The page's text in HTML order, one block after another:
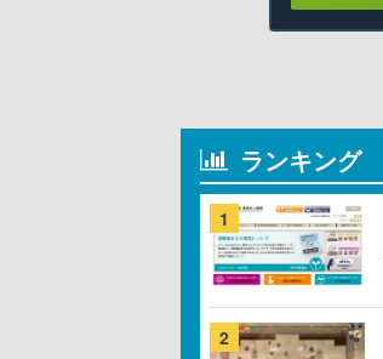
ランキング
1
2